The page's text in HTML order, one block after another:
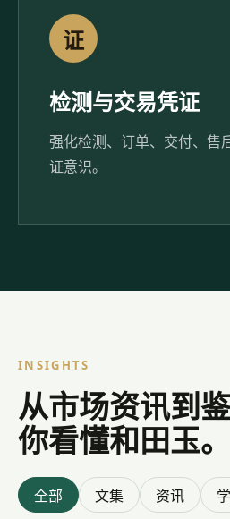
证
检测与交易凭证
强化检测、订单、交付、售
证意识。
INSIGHTS
从市场资讯到
你看懂和田玉。
全部 文集 资讯